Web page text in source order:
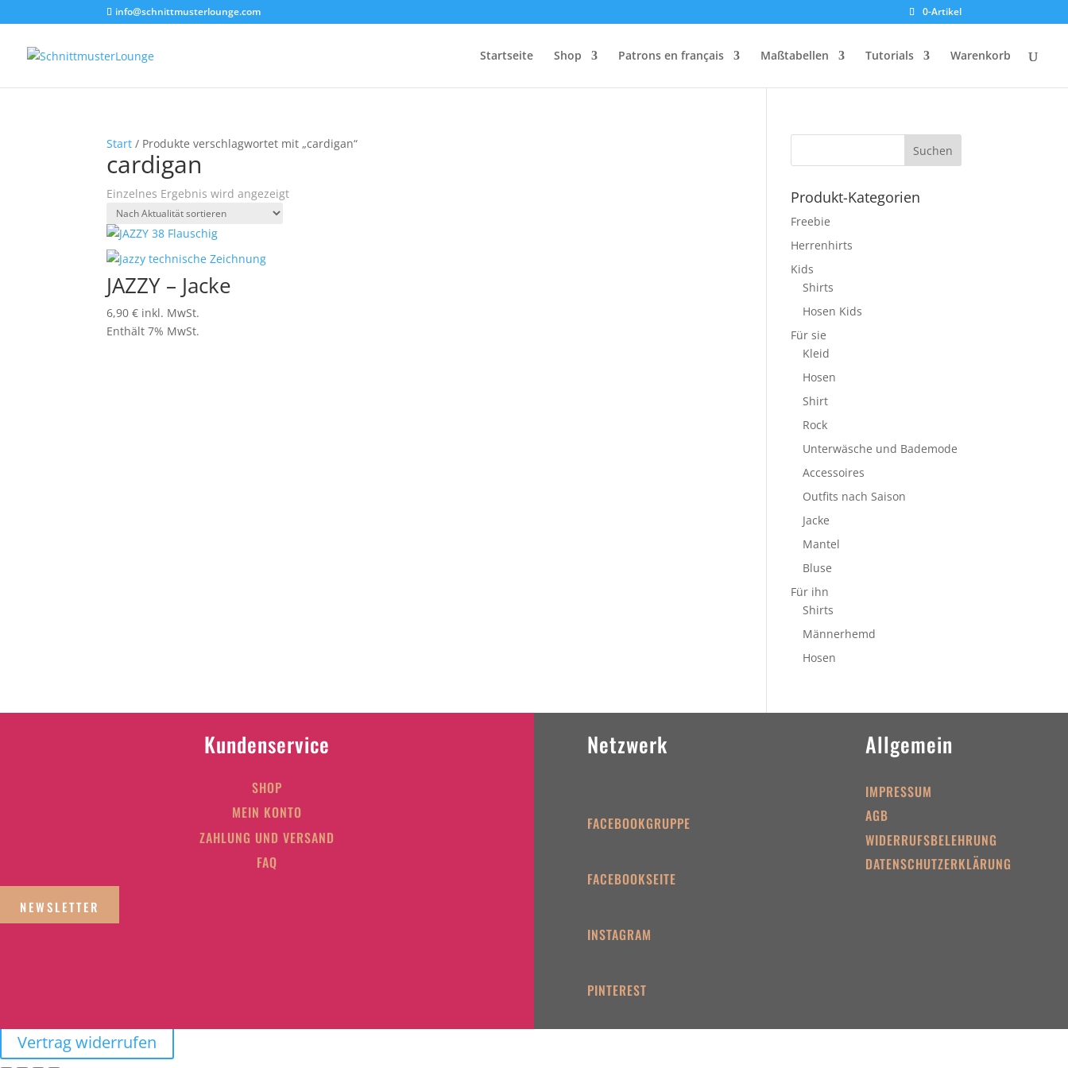
info@schnittmusterlounge.com 0-Artikel
Startseite Shop Patrons en français Maßtabellen Tutorials Warenkorb
Start / Produkte verschlagwortet mit „cardigan“
cardigan
Einzelnes Ergebnis wird angezeigt
JAZZY – Jacke
6,90€ inkl. MwSt.
Enthält 7% MwSt.
Produkt-Kategorien
Freebie
Herrenhirts
Kids
Shirts
Hosen Kids
Für sie
Kleid
Hosen
Shirt
Rock
Unterwäsche und Bademode
Accessoires
Outfits nach Saison
Jacke
Mantel
Bluse
Für ihn
Shirts
Männerhemd
Hosen
Kundenservice
SHOP
MEIN KONTO
ZAHLUNG UND VERSAND
FAQ
NEWSLETTER
Netzwerk
FACEBOOKGRUPPE
FACEBOOKSEITE
INSTAGRAM
PINTEREST
Allgemein
IMPRESSUM
AGB
WIDERRUFSBELEHRUNG
DATENSCHUTZERKLÄRUNG
Vertrag widerrufen